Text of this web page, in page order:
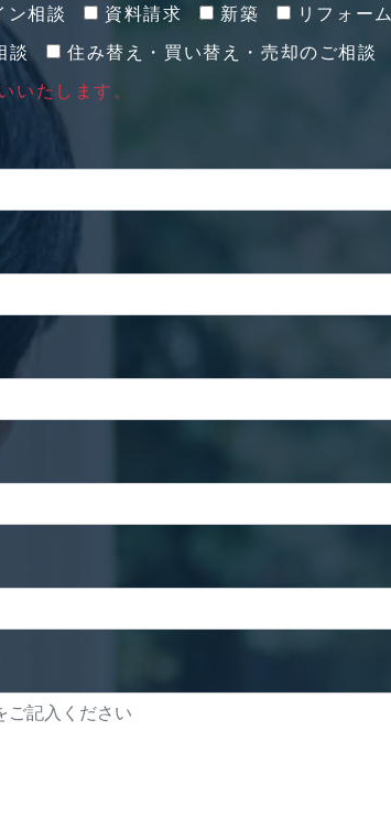
ン相談 資料請求 新築 リフォーム
談 住み替え・買い替え・売却のご相談
いたします。